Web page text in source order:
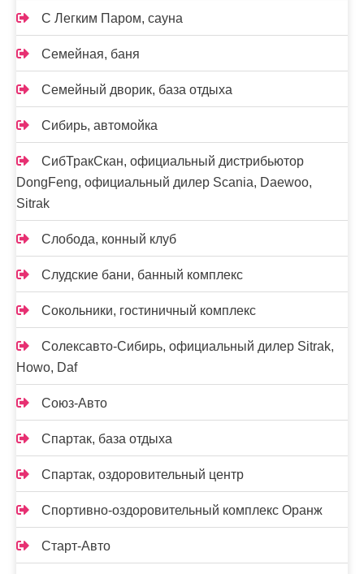
С Легким Паром, сауна
Семейная, баня
Семейный дворик, база отдыха
Сибирь, автомойка
СибТракСкан, официальный дистрибьютор
DongFeng, официальный дилер Scania, Daewoo,
Sitrak
Слобода, конный клуб
Слудские бани, банный комплекс
Сокольники, гостиничный комплекс
Солексавто-Сибирь, официальный дилер Sitrak,
Howo, Daf
Союз-Авто
Спартак, база отдыха
Спартак, оздоровительный центр
Спортивно-оздоровительный комплекс Оранж
Старт-Авто